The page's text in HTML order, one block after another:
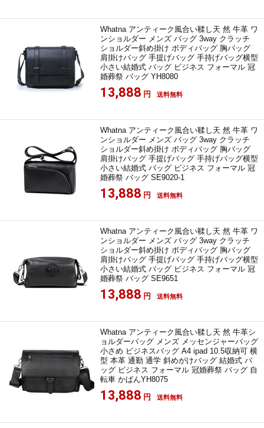
Whatna アンティーク風合い鞣し天 然 牛革 ワ
ンショルダー メンズ バッグ 3way クラッチ
ショルダー斜め掛け ボディバッグ 胸バッグ
肩掛けバッグ 手提げバッグ 手持げバッグ横型
小さい結婚式 バッグ ビジネス フォーマル 冠
婚葬祭 バッグ YH8080
13,888 円 送料無料
Whatna アンティーク風合い鞣し天 然 牛革 ワ
ンショルダー メンズ バッグ 3way クラッチ
ショルダー斜め掛け ボディバッグ 胸バッグ
肩掛けバッグ 手提げバッグ 手持げバッグ横型
小さい結婚式 バッグ ビジネス フォーマル 冠
婚葬祭 バッグ SE9020-1
13,888 円 送料無料
Whatna アンティーク風合い鞣し天 然 牛革 ワ
ンショルダー メンズ バッグ 3way クラッチ
ショルダー斜め掛け ボディバッグ 胸バッグ
肩掛けバッグ 手提げバッグ 手持げバッグ横型
小さい結婚式 バッグ ビジネス フォーマル 冠
婚葬祭 バッグ SE9651
13,888 円 送料無料
Whatna アンティーク風合い鞣し天 然 牛革シ
ョルダーバッグ メンズ メッセンジャーバッグ
小さめ ビジネスバッグ A4 ipad 10.5収納可 横
型 本革 通勤 通学 斜めがけバッグ 結婚式 バ
ッグ ビジネス フォーマル 冠婚葬祭 バッグ 自
転車 かばんYH8075
13,888 円 送料無料